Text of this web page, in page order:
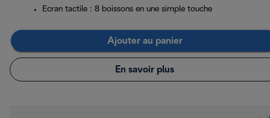
Ecran tactile : 8 boissons en une simple touche
Ajouter au panier
En savoir plus